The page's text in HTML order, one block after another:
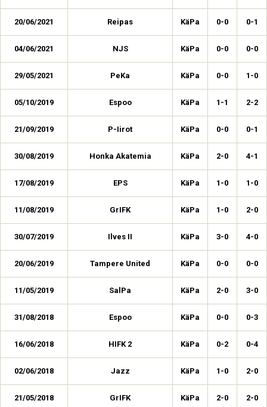
20/06/2021 Reipas KäPa 0-0 0-1
04/06/2021 NJS KäPa 0-0 0-0
29/05/2021 PeKa KäPa 0-0 1-0
05/10/2019 Espoo KäPa 1-1 2-2
21/09/2019 P-Iirot KäPa 0-0 0-1
30/08/2019 Honka Akatemia KäPa 2-0 4-1
17/08/2019 EPS KäPa 1-0 1-0
11/08/2019 GrIFK KäPa 1-0 2-0
30/07/2019 Ilves II KäPa 3-0 4-0
20/06/2019 Tampere United KäPa 0-0 0-0
11/05/2019 SalPa KäPa 2-0 3-0
31/08/2018 Espoo KäPa 0-0 0-3
16/06/2018 HIFK 2 KäPa 0-2 0-4
02/06/2018 Jazz KäPa 1-0 2-0
21/05/2018 GrIFK KäPa 2-0 2-0